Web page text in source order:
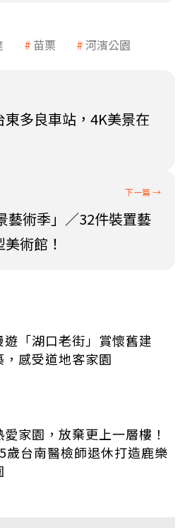
苗栗 河濱公園
多良車站，4K美景在
藝術季」／32件裝置藝
術館！
遊「湖口老街」賞懷舊建
，感受道地客家園
愛家園，放棄更上一層樓！
歲台南醫檢師退休打造鹿樂